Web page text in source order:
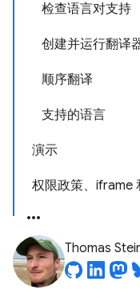
检查语言对支持
创建并运行翻译
顺序翻译
支持的语言
演示
权限政策、iframe
Thomas